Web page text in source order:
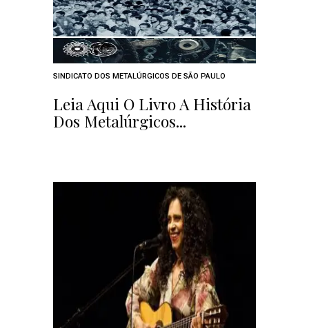
SINDICATO DOS METALÚRGICOS DE SÃO PAULO
Leia Aqui O Livro A História
Dos Metalúrgicos...